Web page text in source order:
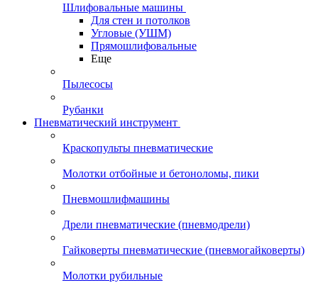
Шлифовальные машины
Для стен и потолков
Угловые (УШМ)
Прямошлифовальные
Еще
Пылесосы
Рубанки
Пневматический инструмент
Краскопульты пневматические
Молотки отбойные и бетоноломы, пики
Пневмошлифмашины
Дрели пневматические (пневмодрели)
Гайковерты пневматические (пневмогайковерты)
Молотки рубильные